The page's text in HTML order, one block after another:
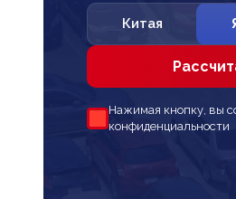
Китая
Нажимая кнопку, вы
конфиденциальности